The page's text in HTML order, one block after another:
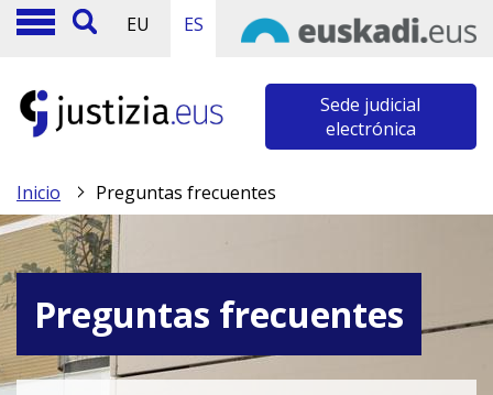
EU ES
Sede judicial
electrónica
Inicio Preguntas frecuentes
Preguntas frecuentes